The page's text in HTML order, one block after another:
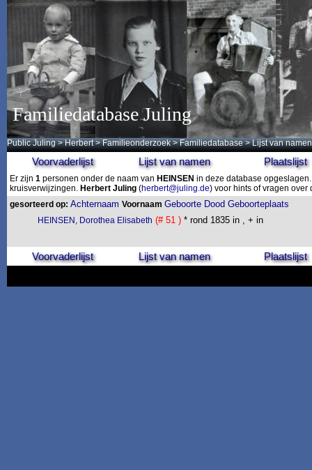
Familiedatabase Juling
Public Juling >Herbert >Familieonderzoek >Familiedatabase > Lijst van namen
Voorvaderlijst Lijst van namen Plaatslijst
Er zijn 1 personen onder de naam van HEINSEN in deze database
kruisverwijzingen. Herbert Juling (herbert@juling.de) voor hints of vragen
gesorteerd op: Achternaam Voornaam Geboorte Dood Geboorteplaats
HEINSEN, Dorothea Elisabeth (# 51 ) * rond 1835 in , + in
Voorvaderlijst Lijst van namen Plaatslijst